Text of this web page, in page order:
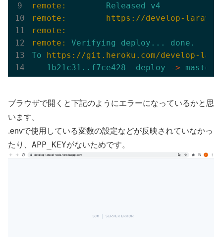
remote: Released
v4
remote:
https://develop-laravel-
remote:
remote:
Verifying deploy...
done.
To
https://git.heroku.com/develop-
1 b21c31..f7ce428 deploy -> master
ブラウザで開くと下記のようにエラーになっているかと思
います。
.envで使用している変数の設定などが反映されていなかっ
たり、 APP_KEYがないためです。